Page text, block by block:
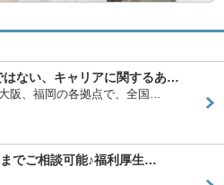
はない、キャリアに関するあ…
阪、福岡の各拠点で、全国…
でご相談可能♪福利厚生…